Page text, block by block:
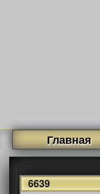
Главная
6639